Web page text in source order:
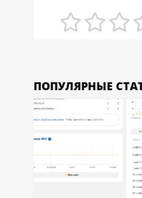
ПОПУЛЯРНЫЕ